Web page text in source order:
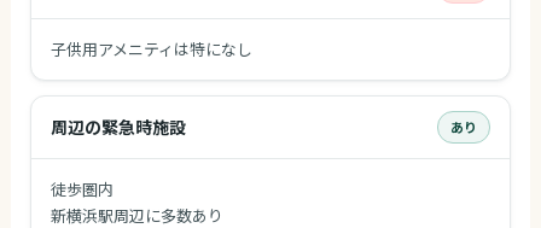
子供用アメニティは特になし
周辺の緊急時施設 あり
徒歩圏内
新横浜駅周辺に多数あり